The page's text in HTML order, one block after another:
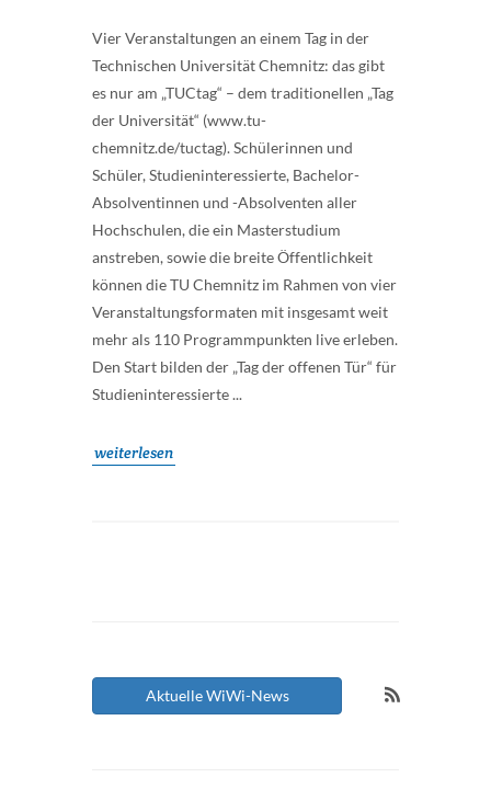
Vier Veranstaltungen an einem Tag in der
Technischen Universität Chemnitz: das gibt
es nur am „TUCtag“ – dem traditionellen „Tag
der Universität“ (www.tu-
chemnitz.de/tuctag). Schülerinnen und
Schüler, Studieninteressierte, Bachelor-
Absolventinnen und -Absolventen aller
Hochschulen, die ein Masterstudium
anstreben, sowie die breite Öffentlichkeit
können die TU Chemnitz im Rahmen von vier
Veranstaltungsformaten mit insgesamt weit
mehr als 110 Programmpunkten live erleben.
Den Start bilden der „Tag der offenen Tür“ für
Studieninteressierte ...
weiterlesen
Aktuelle WiWi-News